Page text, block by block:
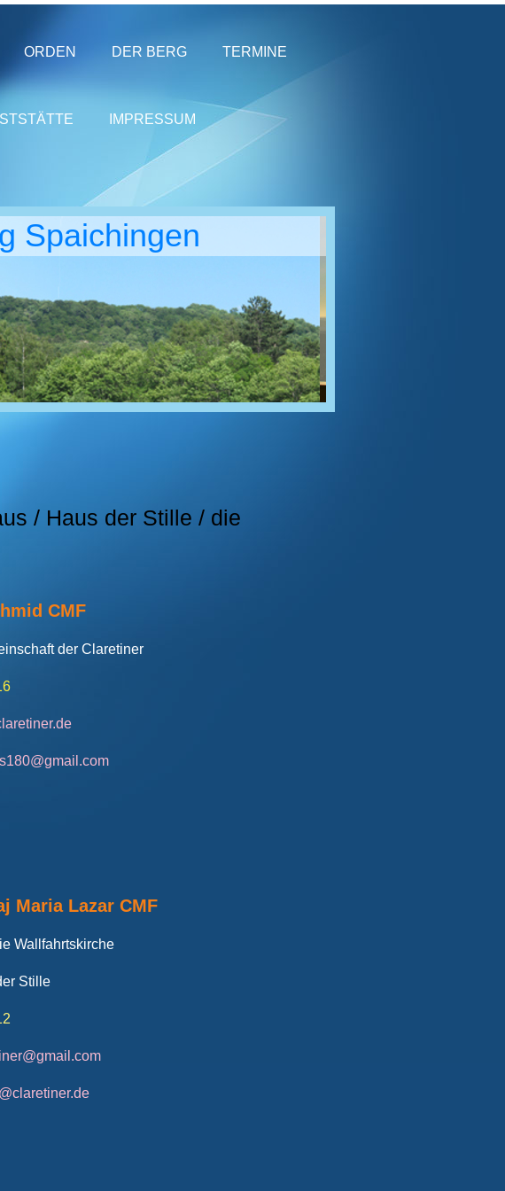
ORDEN DER BERG TERMINE
IMPRESSUM
Spaichingen
/ Haus der Stille / die
CMF
der Claretiner
Lazar CMF
Wallfahrtskirche